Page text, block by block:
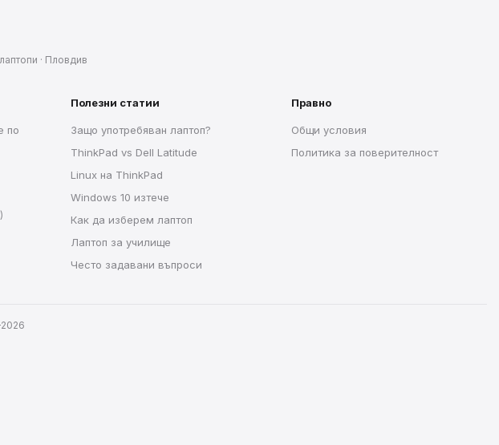
· Пловдив
по
Полезни статии
Защо употребяван лаптоп?
ThinkPad vs Dell Latitude
Linux на ThinkPad
Windows 10 изтече
Как да изберем лаптоп
Лаптоп за училище
Често задавани въпроси
Правно
Общи условия
Политика за поверителност